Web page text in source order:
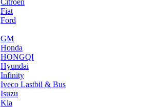
Citroen
Fiat
Ford
GM
Honda
HONGQI
Hyundai
Infinity
Iveco Lastbil & Bus
Isuzu
Kia